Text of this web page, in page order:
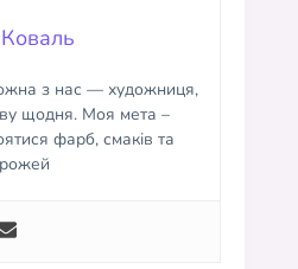
з нас — художниця,
щодня. Моя мета –
фарб, смаків та